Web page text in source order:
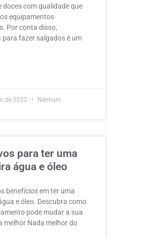
doces com qualidade que
equipamentos
Por conta disso,
para fazer salgados é um
de 2022
Nenhum
para ter uma
água e óleo
benefícios em ter uma
e óleo. Descubra como
pode mudar a sua
melhor Nada melhor do